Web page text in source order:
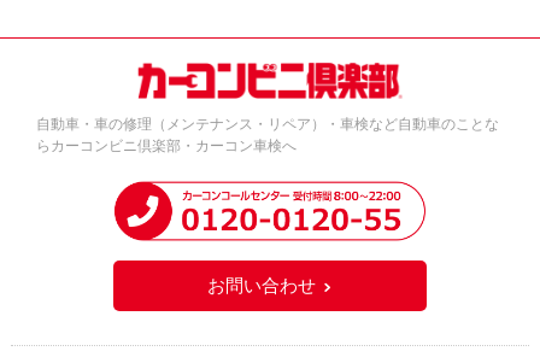
自動車・車の修理（メンテナンス・リペア）・車検など自動車のことな
らカーコンビニ倶楽部・カーコン車検へ
お問い合わせ